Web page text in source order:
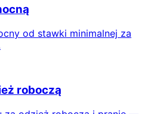
od stawki minimalnej za
roboczą